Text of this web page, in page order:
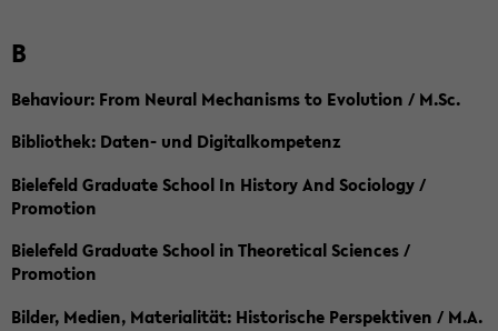
B
Behaviour: From Neural Mechanisms to Evolution / M.Sc.
Bibliothek: Daten- und Digitalkompetenz
Bielefeld Graduate School In History And Sociology /
Promotion
Bielefeld Graduate School in Theoretical Sciences /
Promotion
Bilder, Medien, Materialität: Historische Perspektiven / M.A.